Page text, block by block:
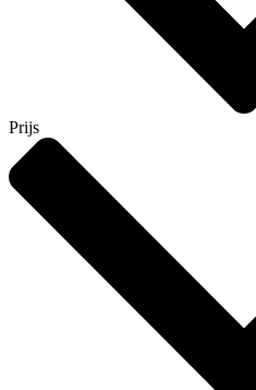
Prijs